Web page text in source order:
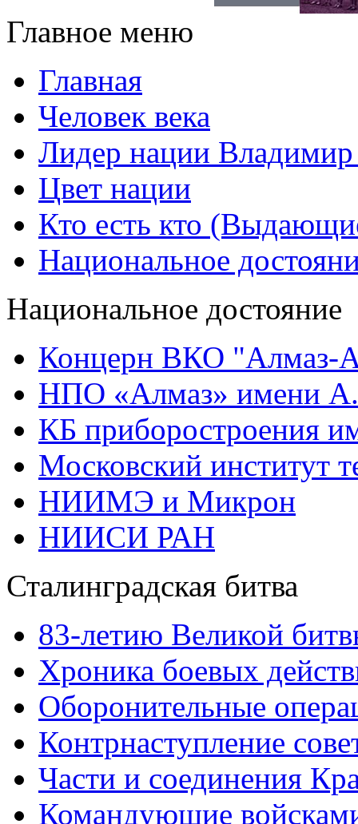
Главное меню
Главная
Человек века
Лидер нации
Цвет нации
Кто есть кто
Национальное
Национальное достояние
Концерн ВКО "Алмаз-
НПО «Алмаз» имени
КБ приборостроения
Московский институт
НИИМЭ и Микрон
НИИСИ РАН
Сталинградская битва
83-летию Великой
Хроника боевых
Оборонительные
Контрнаступление
Части и соединения
Командующие